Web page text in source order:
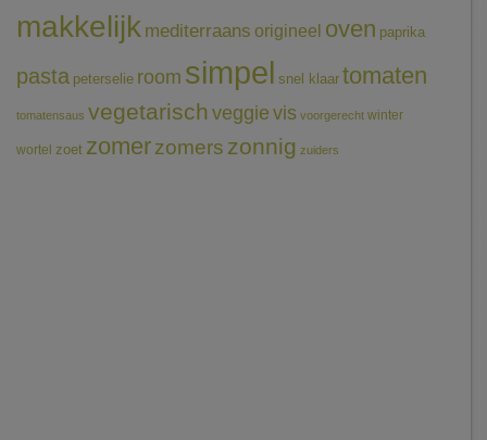
makkelijk mediterraans origineel oven paprika
pasta peterselie room simpel snel klaar tomaten
tomatensaus vegetarischveggie vis voorgerecht winter
wortel zoet zomerzomers zonnig zuiders